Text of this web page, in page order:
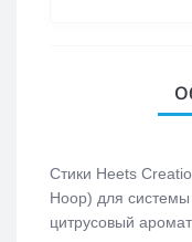
Стики Heets
Ноор) для
цитрусовый